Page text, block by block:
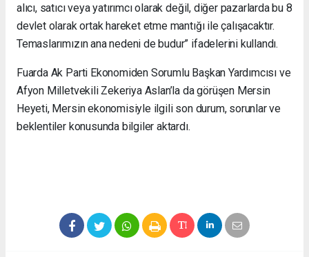
alıcı, satıcı veya yatırımcı olarak değil, diğer pazarlarda bu 8
devlet olarak ortak hareket etme mantığı ile çalışacaktır.
Temaslarımızın ana nedeni de budur” ifadelerini kullandı.
Fuarda Ak Parti Ekonomiden Sorumlu Başkan Yardımcısı ve
Afyon Milletvekili Zekeriya Aslan’la da görüşen Mersin
Heyeti, Mersin ekonomisiyle ilgili son durum, sorunlar ve
beklentiler konusunda bilgiler aktardı.